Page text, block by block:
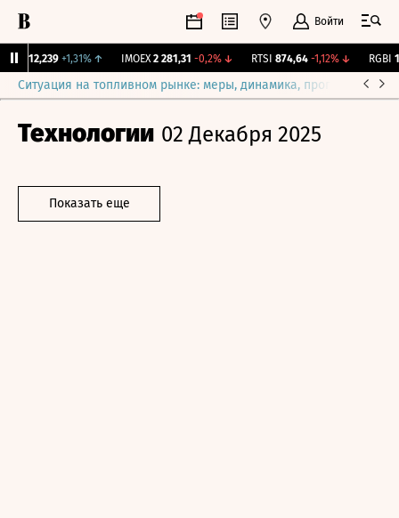
Войти
12,239 +1,31% ↑ IMOEX 2 281,31 -0,2%↓ RTSI 874,64 -1,12%↓ RGBI
Ситуация на топливном рынке: меры, динамика, прогнозы
Технологии 02 Декабря 2025
Показать еще